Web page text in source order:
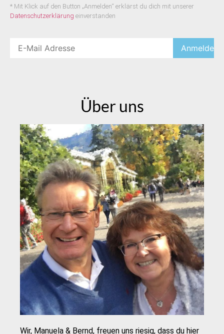
* Mit Klick auf den Button „Anmelden“ erklärst du dich mit unserer
Datenschutzerklärung einverstanden
Über uns
Wir, Manuela & Bernd, freuen uns riesig, dass du hier